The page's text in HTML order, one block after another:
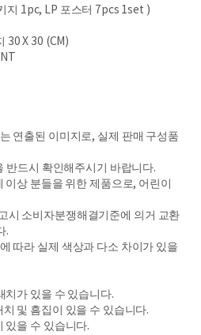
지 1pc, LP 포스터 7pcs 1set )
30 X 30 (CM)
연출된 이미지로, 실제 판매 구성품
반드시 확인해주시기 바랍니다.
이상 분들을 위한 제품으로, 어린이
시 소비자분쟁해결기준에 의거 교환
.
따라 실제 색상과 다소 차이가 있을
치가 있을 수 있습니다.
및 흠집이 있을 수 있습니다.
있을 수 있습니다.